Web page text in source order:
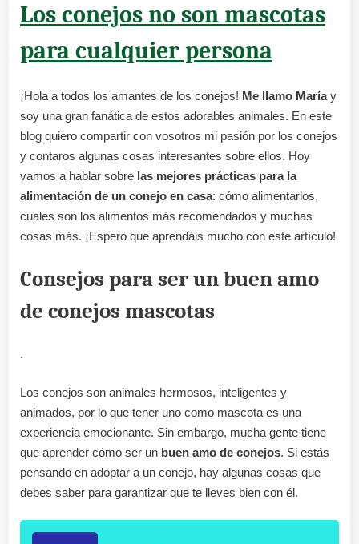
Los conejos no son mascotas
para cualquier persona
¡Hola a todos los amantes de los conejos! Me llamo Maríay
soy una gran fanática de estos adorables animales. En este
blog quiero compartir con vosotros mi pasión por los conejos
y contaros algunas cosas interesantes sobre ellos. Hoy
vamos a hablar sobre las mejores prácticas para la
alimentación de un conejo en casa: cómo alimentarlos,
cuales son los alimentos más recomendados y muchas
cosas más. ¡Espero que aprendáis mucho con este artículo!
Consejos para ser un buen amo
de conejos mascotas
.
Los conejos son animales hermosos, inteligentes y
animados, por lo que tener uno como mascota es una
experiencia emocionante. Sin embargo, mucha gente tiene
que aprender cómo ser un buen amo de conejos. Si estás
pensando en adoptar a un conejo, hay algunas cosas que
debes saber para garantizar que te lleves bien con él.